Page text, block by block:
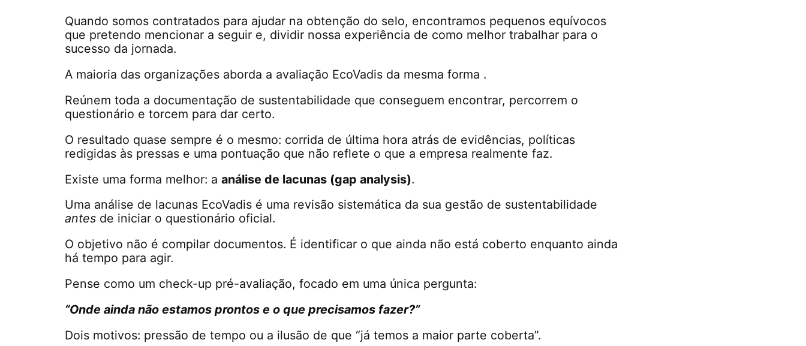
Quando somos contratados para ajudar na obtenção do selo, encontramos pequenos equívocos
que pretendo mencionar a seguir e, dividir nossa experiência de como melhor trabalhar para o
sucesso da jornada.
A maioria das organizações aborda a avaliação EcoVadis da mesma forma .
Reúnem toda a documentação de sustentabilidade que conseguem encontrar, percorrem o
questionário e torcem para dar certo.
O resultado quase sempre é o mesmo: corrida de última hora atrás de evidências, políticas
redigidas às pressas e uma pontuação que não reflete o que a empresa realmente faz.
Existe uma forma melhor: aanálise de lacunas (gap analysis).
Uma análise de lacunas EcoVadis é uma revisão sistemática da sua gestão de sustentabilidade
antes de iniciar o questionário oficial.
O objetivo não é compilar documentos. É identificar o que ainda não está coberto enquanto ainda
há tempo para agir.
Pense como um check-up pré-avaliação, focado em uma única pergunta:
“Onde ainda não estamos prontos e o que precisamos fazer?”
Dois motivos: pressão de tempo ou a ilusão de que “já temos a maior parte coberta”.